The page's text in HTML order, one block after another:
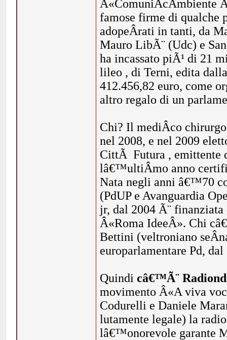
Â«ComuniÂ­cAmbiente
famose firme di qualche
adopeÂ­rati in tanti, da
Mauro LibÃ¨ (Udc) e
ha incassato piÃ¹ di 21
lileo , di Terni, edita
412.456,82 euro, come
altro regalo di un
Chi? Il mediÂ­co
nel 2008, e nel 2009
CittÃ Futura , emittente
lâ€™ultiÂ­mo anno
Nata negli anni â€™70
(PdUP e Avanguardia
jr, dal 2004 Ã¨
Â«Roma IdeeÂ». Chi
Bettini (veltroniano
europarlamentare Pd,
Quindicâ€™Ã¨
movimento Â«A viva
Codurelli e Daniele
lutamente legale) la
lâ€™onorevole garante